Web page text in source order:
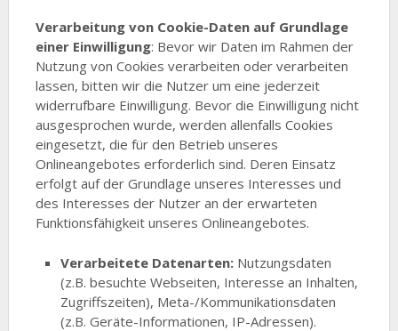
Verarbeitung von Cookie-Daten auf Grundlage
einer Einwilligung: Bevor wir Daten im Rahmen der
Nutzung von Cookies verarbeiten oder verarbeiten
lassen, bitten wir die Nutzer um eine jederzeit
widerrufbare Einwilligung. Bevor die Einwilligung nicht
ausgesprochen wurde, werden allenfalls Cookies
eingesetzt, die für den Betrieb unseres
Onlineangebotes erforderlich sind. Deren Einsatz
erfolgt auf der Grundlage unseres Interesses und
des Interesses der Nutzer an der erwarteten
Funktionsfähigkeit unseres Onlineangebotes.
Verarbeitete Datenarten: Nutzungsdaten
(z.B. besuchte Webseiten, Interesse an Inhalten,
Zugriffszeiten), Meta-/Kommunikationsdaten
(z.B. Geräte-Informationen, IP-Adressen).